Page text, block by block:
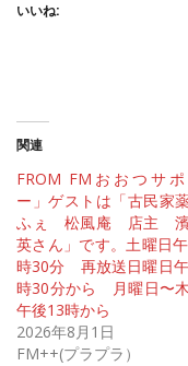
いいね:
関連
FROM FMおおつサ
ー」ゲストは「古民家
ふぇ 松風庵 店主 濱
英さん」です。土曜日
時30分 再放送日曜日
時30分から 月曜日〜
午後13時から
2026年8月1日
FM++(プラプラ）